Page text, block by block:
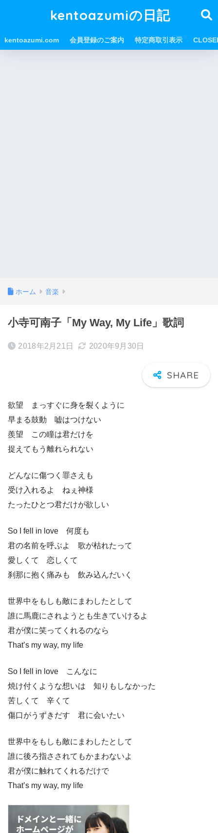
kentoazumiの日記
kentoazumi.com 会員登録のご案内 特定商取引表示
ホーム 音楽
小寺可南子「My Way, My Life」歌詞
2018年2月21日 2020年9月30日
欲望 まっすぐに身を裂くように
早まる鼓動 嘘はつけない
羨望 この瞳は君だけを
捉えてもう離れられない
どんなに傷つく罪さえも
受け入れるよ ねぇ神様
たったひとつ君だけが欲しい
So I fell in love 何度も
君の名前を呼ぶよ 歌が枯れたって
愛しくて 恋しくて
刹那に抱く痛みも 飲み込んだいく
世界中をもしも敵にまわしたとして
誰に馬鹿にされようとも生きていけるよ
君が僕に笑ってくれるのなら
That’s my way, my life
So I fell in love こんなに
焼け付くような想いは 知りもしなかった
苦しくて 辛くて
傷口がうずきだす 君に会いたい
世界中をもしも敵にまわしたとして
誰に後ろ指さされてもかまわないよ
君が僕に触れてくれるだけで
That’s my way, my life